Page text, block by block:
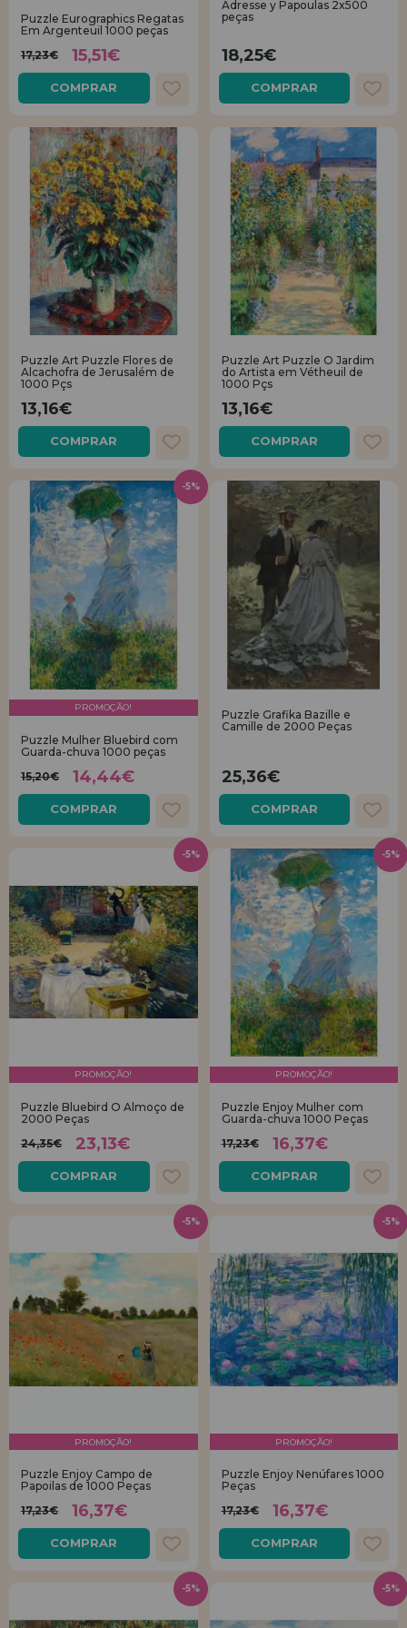
REGISTRO DE REVENDEDOR
Puzzle Eurographics Regatas
Em Argenteuil 1000 peças
17,23€
15,51€
COMPRAR
Adresse y Papoulas 2x500
peças
18,25€
COMPRAR
Puzzle Art Puzzle Flores de
Alcachofra de Jerusalém de
1000 Pçs
13,16€
COMPRAR
Puzzle Art Puzzle O Jardim
do Artista em Vétheuil de
1000 Pçs
13,16€
COMPRAR
PROMOÇÃO!
Puzzle Mulher Bluebird com
Guarda-chuva 1000 peças
15,20€
14,44€
COMPRAR
-5%
Puzzle Grafika Bazille e
Camille de 2000 Peças
25,36€
COMPRAR
PROMOÇÃO!
Puzzle Bluebird O Almoço de
2000 Peças
24,35€
23,13€
COMPRAR
-5%
PROMOÇÃO!
Puzzle Enjoy Mulher com
Guarda-chuva 1000 Peças
17,23€
16,37€
COMPRAR
-5%
PROMOÇÃO!
Puzzle Enjoy Campo de
Papoilas de 1000 Peças
17,23€
16,37€
COMPRAR
-5%
PROMOÇÃO!
Puzzle Enjoy Nenúfares 1000
Peças
17,23€
16,37€
COMPRAR
-5%
-5% -5%